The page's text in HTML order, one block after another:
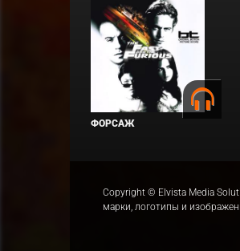
ФОРСАЖ
Copyright © Elvista Media
марки, логотипы и